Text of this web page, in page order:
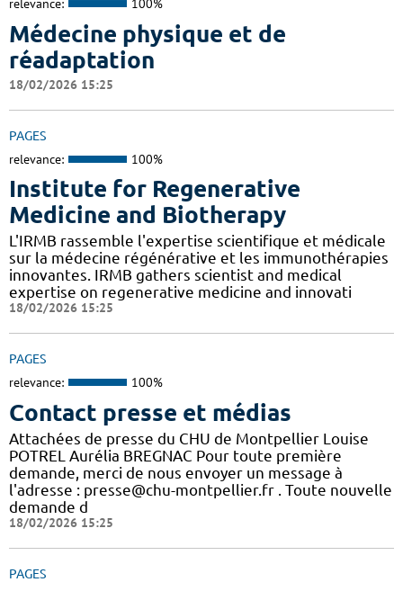
relevance: 100%
Médecine physique et de
réadaptation
18/02/2026 15:25
PAGES
relevance: 100%
Institute for Regenerative
Medicine and Biotherapy
L'IRMB rassemble l'expertise scientifique et médicale
sur la médecine régénérative et les immunothérapies
innovantes. IRMB gathers scientist and medical
expertise on regenerative medicine and innovati
18/02/2026 15:25
PAGES
relevance: 100%
Contact presse et médias
Attachées de presse du CHU de Montpellier Louise
POTREL Aurélia BREGNAC Pour toute première
demande, merci de nous envoyer un message à
l'adresse : presse@chu-montpellier.fr . Toute nouvelle
demande d
18/02/2026 15:25
PAGES